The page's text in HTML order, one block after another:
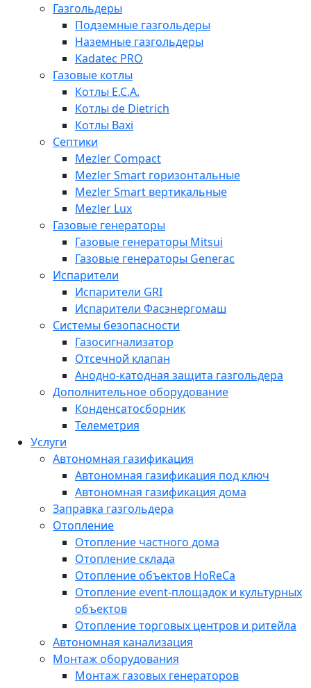
Газгольдеры
Подземные газгольдеры
Наземные газгольдеры
Kadatec PRO
Газовые котлы
Котлы E.C.A.
Котлы de Dietrich
Котлы Baxi
Септики
Mezler Compact
Mezler Smart горизонтальные
Mezler Smart вертикальные
Mezler Lux
Газовые генераторы
Газовые генераторы Mitsui
Газовые генераторы Generac
Испарители
Испарители GRI
Испарители Фасэнергомаш
Системы безопасности
Газосигнализатор
Отсечной клапан
Анодно-катодная защита газгольдера
Дополнительное оборудование
Конденсатосборник
Телеметрия
Услуги
Автономная газификация
Автономная газификация под ключ
Автономная газификация дома
Заправка газгольдера
Отопление
Отопление частного дома
Отопление склада
Отопление объектов HoReCa
Отопление event-площадок и культурных
объектов
Отопление торговых центров и ритейла
Автономная канализация
Монтаж оборудования
Монтаж газовых генераторов